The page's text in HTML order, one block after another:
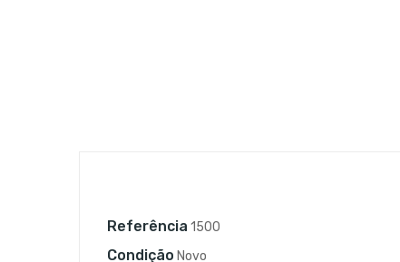
Referência 1500
Condição Novo